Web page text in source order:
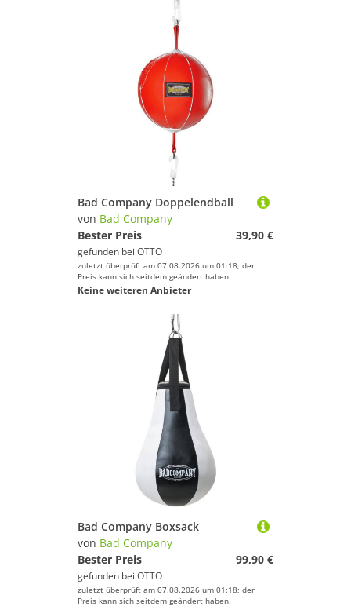
Bad Company Doppelendball
von Bad Company
Bester Preis
39,90 €
gefunden bei OTTO
zuletzt überprüft am 07.08.2026 um 01:18; der
Preis kann sich seitdem geändert haben.
Keine weiteren Anbieter
Bad Company Boxsack
von Bad Company
Bester Preis
99,90 €
gefunden bei OTTO
zuletzt überprüft am 07.08.2026 um 01:18; der
Preis kann sich seitdem geändert haben.